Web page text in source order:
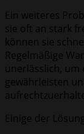
Ein weiteres
sie oft an stark
können sie
Regelmäßige
unerlässlich, um
gewährleisten
Einige der